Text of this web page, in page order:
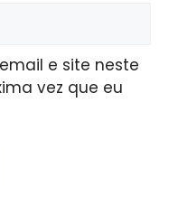
e site neste
vez que eu